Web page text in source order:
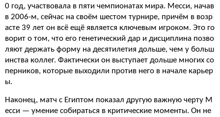
0 год, участвовала в пяти чемпионатах мира. Месси, начав
в 2006-м, сейчас на своём шестом турнире, причём в возр
асте 39 лет он всё ещё является ключевым игроком. Это го
ворит о том, что его генетический дар и дисциплина позво
ляют держать форму на десятилетия дольше, чем у больш
инства коллег. Фактически он выступает дольше многих со
перников, которые выходили против него в начале карьер
ы.
Наконец, матч с Египтом показал другую важную черту М
есси — умение собираться в критические моменты. Он не